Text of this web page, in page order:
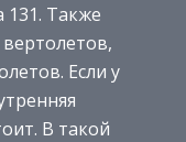
Также
Если у
В такой